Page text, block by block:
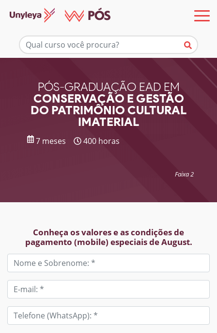
PÓS-GRADUAÇÃO EAD EM
CONSERVAÇÃO E GESTÃO
DO PATRIMÔNIO CULTURAL
IMATERIAL
7 meses 400 horas
Faixa 2
Conheça os valores e as condições de
pagamento (mobile) especiais de August.
Mais informações